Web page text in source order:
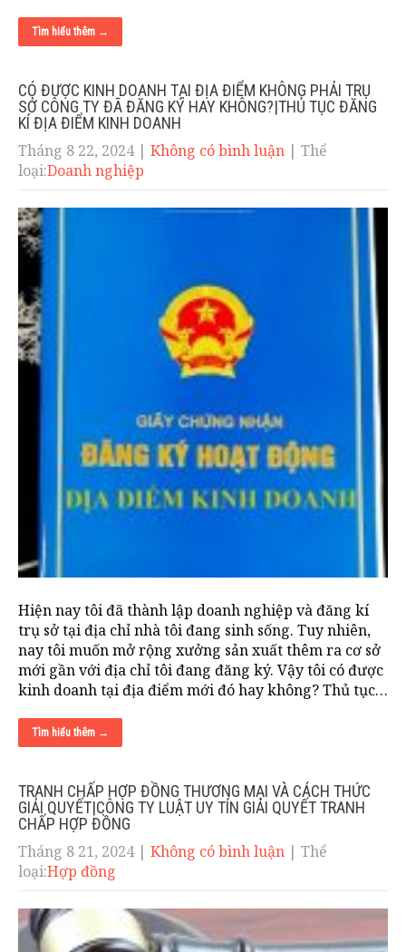
Tìm hiểu thêm →
CÓ ĐƯỢC KINH DOANH TẠI ĐỊA ĐIỂM KHÔNG PHẢI TRỤ
SỞ CÔNG TY ĐÃ ĐĂNG KÝ HAY KHÔNG?|THỦ TỤC ĐĂNG
KÍ ĐỊA ĐIỂM KINH DOANH
Tháng 8 22, 2024 | Không có bình luận | Thể
loại:Doanh nghiệp
Hiện nay tôi đã thành lập doanh nghiệp và đăng kí
trụ sở tại địa chỉ nhà tôi đang sinh sống. Tuy nhiên,
nay tôi muốn mở rộng xưởng sản xuất thêm ra cơ sở
mới gần với địa chỉ tôi đang đăng ký. Vậy tôi có được
kinh doanh tại địa điểm mới đó hay không? Thủ tục…
Tìm hiểu thêm →
TRANH CHẤP HỢP ĐỒNG THƯƠNG MẠI VÀ CÁCH THỨC
GIẢI QUYẾT|CÔNG TY LUẬT UY TÍN GIẢI QUYẾT TRANH
CHẤP HỢP ĐỒNG
Tháng 8 21, 2024 | Không có bình luận | Thể
loại:Hợp đồng